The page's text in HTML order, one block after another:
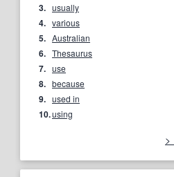
3. usually
4. various
5. Australian
6. Thesaurus
7. use
8. because
9. used in
10.using